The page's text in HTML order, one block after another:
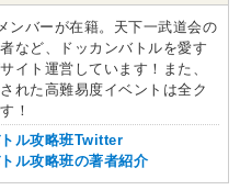
ンクスキル(
4)】
サイヤ人の血
超激戦
た姿
テゴリー(
)】
3
純粋サイヤ人
ンバーが在籍。天下一武道会の
など、ドッカンバトルを愛す
イト運営しています！また、
れた高難易度イベントは全ク
！
ル攻略班Twitter
ル攻略班の著者紹介